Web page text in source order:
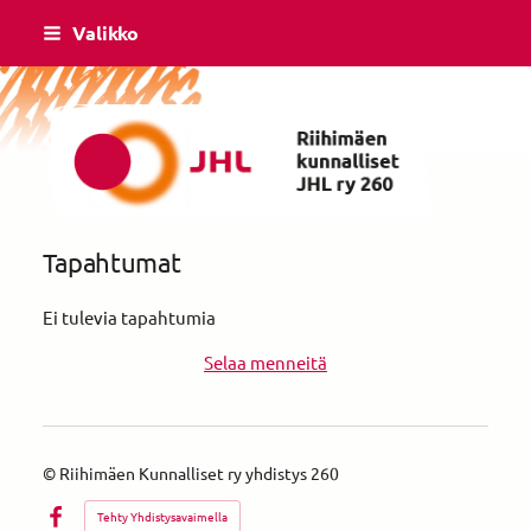
Siirry
sisältöön
Valikko
Riihimäen Kunnalliset ry yhdistys 260
Tapahtumat
Ei tulevia tapahtumia
Selaa menneitä
© Riihimäen Kunnalliset ry yhdistys 260
Tehty Yhdistysavaimella